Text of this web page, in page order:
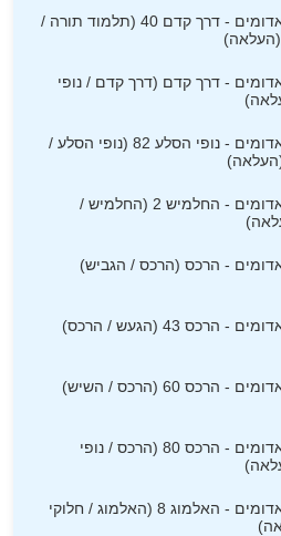
מעלה אדומים - דרך קדם 40 (תלמוד תורה /
- דרך קדם (דרך קדם / נופי
מעלה אדומים - נופי הסלע 82 (נופי הסלע /
מעלה אדומים - החלמיש 2 (החלמיש /
- הרכס (הרכס / הגביש)
מעלה אדומים - הרכס 43 (הגעש / הרכס)
מעלה אדומים - הרכס 60 (הרכס / השיש)
מעלה אדומים - הרכס 80 (הרכס / נופי
מעלה אדומים - האלמוג 8 (האלמוג / חלוקי